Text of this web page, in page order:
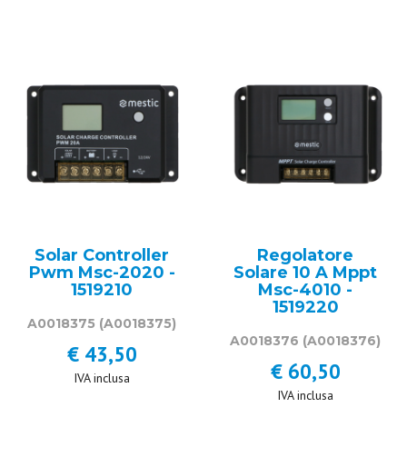
Solar Controller
Pwm Msc-2020 -
1519210
A0018375 (A0018375)
€ 43,50
IVA inclusa
Regolatore
Solare 10 A Mppt
Msc-4010 -
1519220
A0018376 (A0018376)
€ 60,50
IVA inclusa